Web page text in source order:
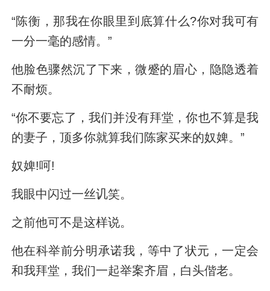
“陈衡，那我在你眼里到底算什么?你对我可有
一分一毫的感情。”
他脸色骤然沉了下来，微蹙的眉心，隐隐透着
不耐烦。
“你不要忘了，我们并没有拜堂，你也不算是我
的妻子，顶多你就算我们陈家买来的奴婢。”
奴婢!呵!
我眼中闪过一丝讥笑。
之前他可不是这样说。
他在科举前分明承诺我，等中了状元，一定会
和我拜堂，我们一起举案齐眉，白头偕老。